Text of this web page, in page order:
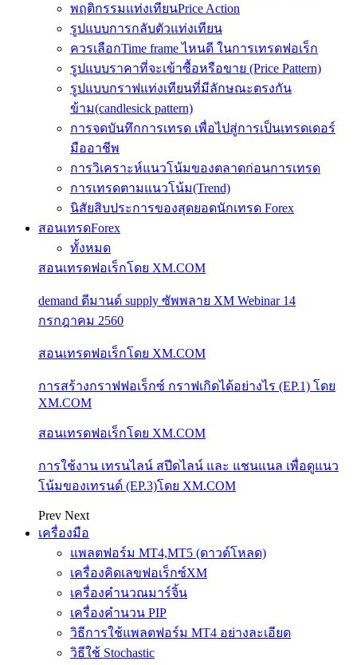
พฤติกรรมแท่งเทียนPrice Action
รูปแบบการกลับตัวแท่งเทียน
ควรเลือกTime frame ไหนดี ในการเทรดฟอเร็ก
รูปแบบราคาที่จะเข้าซื้อหรือขาย (Price Pattern)
รูปแบบกราฟแท่งเทียนที่มีลักษณะตรงกัน
ข้าม(candlesick pattern)
การจดบันทึกการเทรด เพื่อไปสู่การเป็นเทรดเดอร์
มืออาชีพ
การวิเคราะห์แนวโน้มของตลาดก่อนการเทรด
การเทรดตามแนวโน้ม(Trend)
นิสัยสิบประการของสุดยอดนักเทรด Forex
สอนเทรดForex
ทั้งหมด
สอนเทรดฟอเร็กโดย XM.COM
demand ดีมานด์ supply ซัพพลาย XM Webinar 14
กรกฎาคม 2560
สอนเทรดฟอเร็กโดย XM.COM
การสร้างกราฟฟอเร็กซ์ กราฟเกิดได้อย่างไร (EP.1) โดย
XM.COM
สอนเทรดฟอเร็กโดย XM.COM
การใช้งาน เทรนไลน์ สปีดไลน์ และ แชนแนล เพื่อดูแนว
โน้มของเทรนด์ (EP.3)โดย XM.COM
Prev Next
เครื่องมือ
แพลตฟอร์ม MT4,MT5 (ดาวด์โหลด)
เครื่องคิดเลขฟอเร็กซ์XM
เครื่องคำนวณมาร์จิ้น
เครื่องคำนวน PIP
วิธีการใช้แพลตฟอร์ม MT4 อย่างละเอียด
วิธีใช้ Stochastic